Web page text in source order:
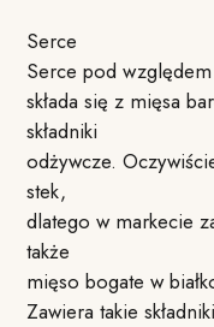
Serce
Serce pod
składa się z mięsa
składniki
odżywcze.
stek,
dlatego w markecie
także
mięso bogate w
Zawiera takie